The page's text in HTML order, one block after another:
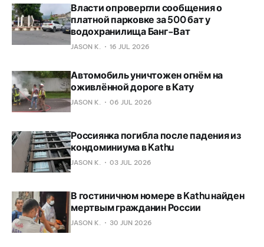
Власти опровергли сообщения о
платной парковке за 500 бат у
водохранилища Банг-Ват
JASON K. 16 JUL 2026
Автомобиль уничтожен огнём на
оживлённой дороге в Кату
JASON K. 06 JUL 2026
Россиянка погибла после падения из
кондоминиума в Kathu
JASON K. 03 JUL 2026
В гостиничном номере в Kathu найден
мертвым гражданин России
JASON K. 30 JUN 2026